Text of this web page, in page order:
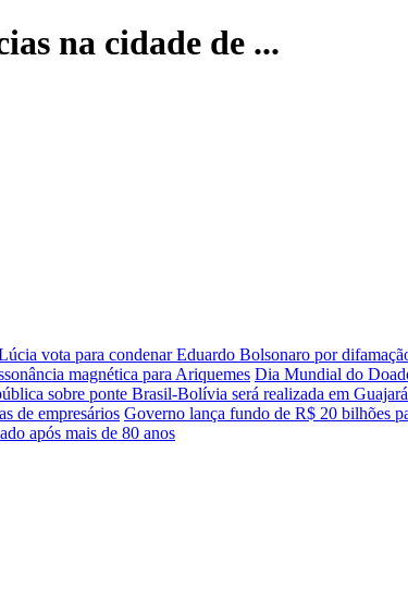
na cidade de ...
vota para condenar Eduardo Bolsonaro por
magnética para Ariquemes Dia Mundial do
sobre ponte Brasil-Bolívia será realizada em
de empresários Governo lança fundo de R$ 20 bilhões
após mais de 80 anos